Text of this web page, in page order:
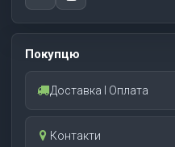
Покупцю
Доставка І Оплата
Контакти